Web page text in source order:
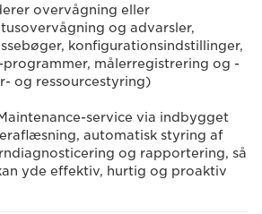
overvågning eller
og advarsler,
konfigurationsindstillinger,
målerregistrering og -
og ressourcestyring)
service via indbygget
automatisk styring af
og rapportering, så
yde effektiv, hurtig og proaktiv